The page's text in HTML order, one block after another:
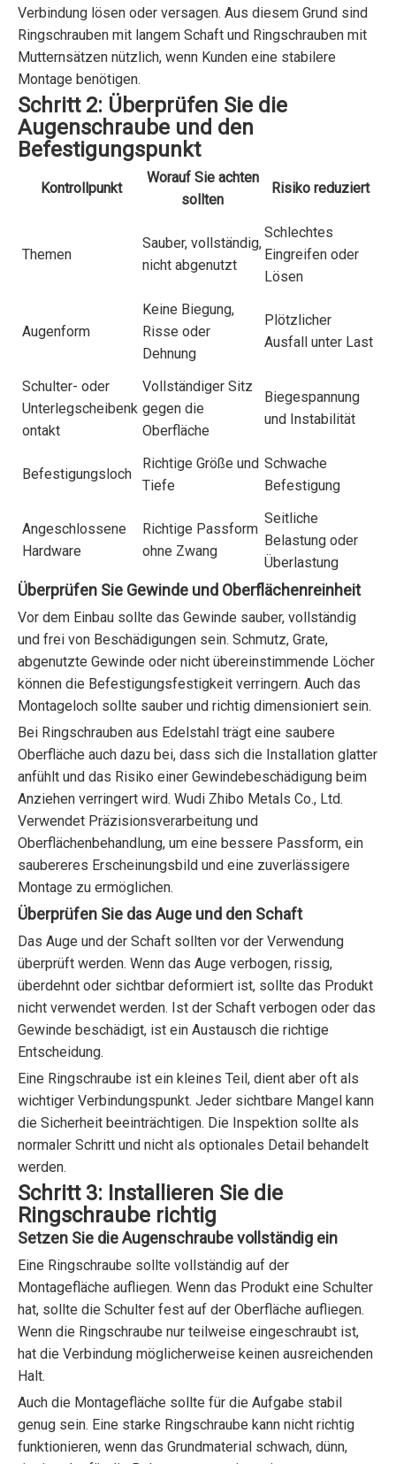
Verbindung lösen oder versagen. Aus diesem Grund sind
Ringschrauben mit langem Schaft und Ringschrauben mit
Mutternsätzen nützlich, wenn Kunden eine stabilere
Montage benötigen.
Schritt 2: Überprüfen Sie die
Augenschraube und den
Befestigungspunkt
Kontrollpunkt
Worauf Sie achten
sollten
Risiko reduziert
Themen
Sauber, vollständig,
nicht abgenutzt
Schlechtes
Eingreifen oder
Lösen
Augenform
Keine Biegung,
Risse oder
Dehnung
Plötzlicher
Ausfall unter Last
Schulter- oder
Unterlegscheibenk
ontakt
Vollständiger Sitz
gegen die
Oberfläche
Biegespannung
und Instabilität
Befestigungsloch
Richtige Größe und
Tiefe
Schwache
Befestigung
Angeschlossene
Hardware
Richtige Passform
ohne Zwang
Seitliche
Belastung oder
Überlastung
Überprüfen Sie Gewinde und Oberflächenreinheit
Vor dem Einbau sollte das Gewinde sauber, vollständig
und frei von Beschädigungen sein. Schmutz, Grate,
abgenutzte Gewinde oder nicht übereinstimmende Löcher
können die Befestigungsfestigkeit verringern. Auch das
Montageloch sollte sauber und richtig dimensioniert sein.
Bei Ringschrauben aus Edelstahl trägt eine saubere
Oberfläche auch dazu bei, dass sich die Installation glatter
anfühlt und das Risiko einer Gewindebeschädigung beim
Anziehen verringert wird. Wudi Zhibo Metals Co., Ltd.
Verwendet Präzisionsverarbeitung und
Oberflächenbehandlung, um eine bessere Passform, ein
saubereres Erscheinungsbild und eine zuverlässigere
Montage zu ermöglichen.
Überprüfen Sie das Auge und den Schaft
Das Auge und der Schaft sollten vor der Verwendung
überprüft werden. Wenn das Auge verbogen, rissig,
überdehnt oder sichtbar deformiert ist, sollte das Produkt
nicht verwendet werden. Ist der Schaft verbogen oder das
Gewinde beschädigt, ist ein Austausch die richtige
Entscheidung.
Eine Ringschraube ist ein kleines Teil, dient aber oft als
wichtiger Verbindungspunkt. Jeder sichtbare Mangel kann
die Sicherheit beeinträchtigen. Die Inspektion sollte als
normaler Schritt und nicht als optionales Detail behandelt
werden.
Schritt 3: Installieren Sie die
Ringschraube richtig
Setzen Sie die Augenschraube vollständig ein
Eine Ringschraube sollte vollständig auf der
Montagefläche aufliegen. Wenn das Produkt eine Schulter
hat, sollte die Schulter fest auf der Oberfläche aufliegen.
Wenn die Ringschraube nur teilweise eingeschraubt ist,
hat die Verbindung möglicherweise keinen ausreichenden
Halt.
Auch die Montagefläche sollte für die Aufgabe stabil
genug sein. Eine starke Ringschraube kann nicht richtig
funktionieren, wenn das Grundmaterial schwach, dünn,